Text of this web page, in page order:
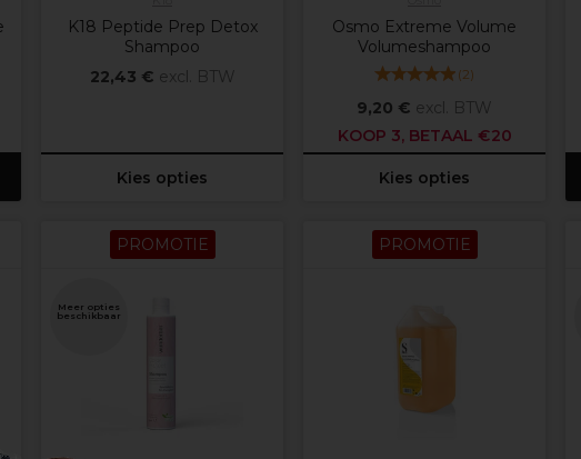
K18 Peptide Prep Detox
Shampoo
22,43 € excl. BTW
Kies opties
Osmo Extreme Volume
Volumeshampoo
(2)
9,20 € excl. BTW
KOOP 3, BETAAL €20
Kies opties
PROMOTIE
Meer opties
beschikbaar
PROMOTIE